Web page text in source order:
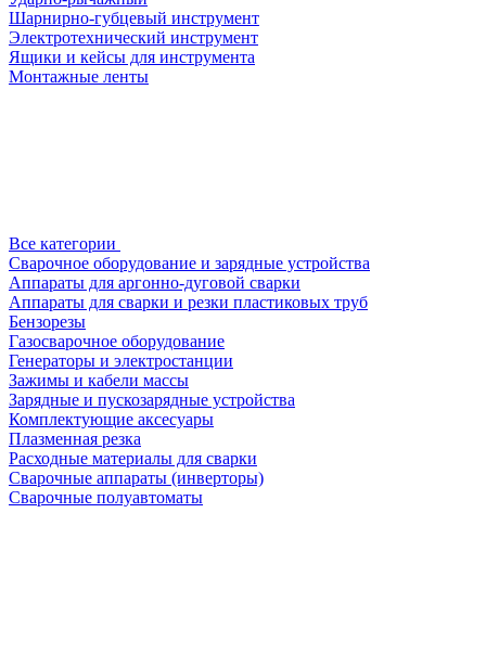
Шарнирно-губцевый инструмент
Электротехнический инструмент
Ящики и кейсы для инструмента
Монтажные ленты
Все категории
Сварочное оборудование и зарядные устройства
Аппараты для аргонно-дуговой сварки
Аппараты для сварки и резки пластиковых труб
Бензорезы
Газосварочное оборудование
Генераторы и электростанции
Зажимы и кабели массы
Зарядные и пускозарядные устройства
Комплектующие аксесуары
Плазменная резка
Расходные материалы для сварки
Сварочные аппараты (инверторы)
Сварочные полуавтоматы